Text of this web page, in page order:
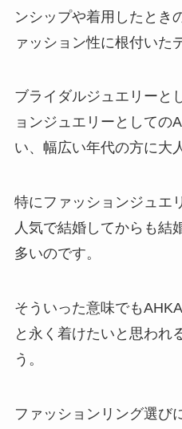
ンシップや着用したとき
ァッション性に根付いた
ブライダルジュエリーと
ョンジュエリーとしての
い、幅広い年代の方に大
特にファッションジュエ
人気で結婚してからも結
多いのです。
そういった意味でも
と永く着けたいと思われ
う。
ファッションリング選び